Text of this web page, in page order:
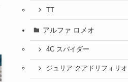
TT
アルファ ロメオ
4C スパイダー
ジュリア クアドリフォリオ